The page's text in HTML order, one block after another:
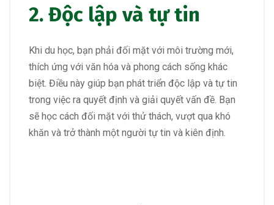
2. Độc lập và tự tin
Khi du học, bạn phải đối mặt với môi trường mới,
thích ứng với văn hóa và phong cách sống khác
biệt. Điều này giúp bạn phát triển độc lập và tự tin
trong việc ra quyết định và giải quyết vấn đề. Bạn
sẽ học cách đối mặt với thử thách, vượt qua khó
khăn và trở thành một người tự tin và kiên định.